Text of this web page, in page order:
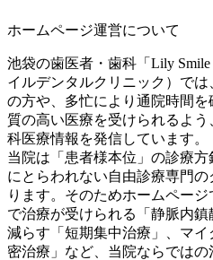
ホームページ運営について
池袋の歯医者・歯科「Lily
イルデンタルクリニック）で
の方や、多忙により通院時間
質の高い医療を受けられるよ
科医療情報を発信しています。
当院は「患者様本位」の診療
にとらわれない自由診療専門
ります。そのためホームペー
で治療が受けられる「静脈内
減らす「短期集中治療」、マ
密治療」など、当院ならでは